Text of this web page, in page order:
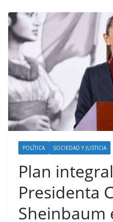
POLÍTICA SOCIEDAD Y JUSTICIA
Plan
Presidenta
Sheinbaum